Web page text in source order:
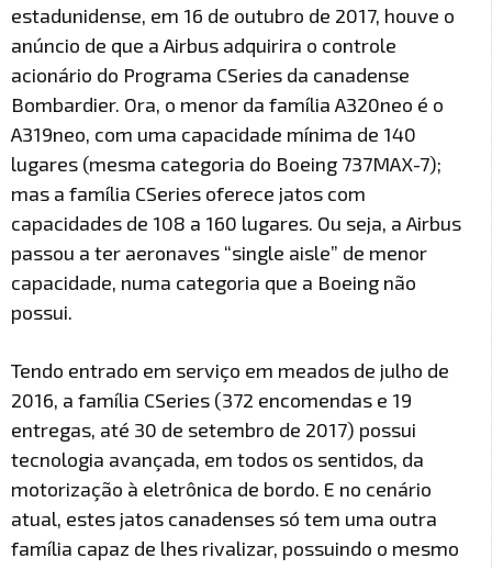
estadunidense, em 16 de outubro de 2017, houve o
anúncio de que a Airbus adquirira o controle
acionário do Programa CSeries da canadense
Bombardier. Ora, o menor da família A320neo é o
A319neo, com uma capacidade mínima de 140
lugares (mesma categoria do Boeing 737MAX-7);
mas a família CSeries oferece jatos com
capacidades de 108 a 160 lugares. Ou seja, a Airbus
passou a ter aeronaves “single aisle” de menor
capacidade, numa categoria que a Boeing não
possui.
Tendo entrado em serviço em meados de julho de
2016, a família CSeries (372 encomendas e 19
entregas, até 30 de setembro de 2017) possui
tecnologia avançada, em todos os sentidos, da
motorização à eletrônica de bordo. E no cenário
atual, estes jatos canadenses só tem uma outra
família capaz de lhes rivalizar, possuindo o mesmo